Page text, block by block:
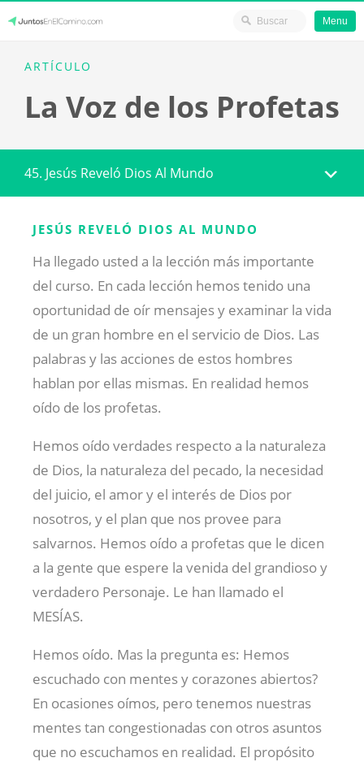
content
JuntosEnElCamino.com
Menu
ARTÍCULO
La Voz de los Profetas
45. Jesús Reveló Dios Al Mundo
JESÚS REVELÓ DIOS AL MUNDO
Ha llegado usted a la lección más importante
del curso. En cada lección hemos tenido una
oportunidad de oír mensajes y examinar la vida
de un gran hombre en el servicio de Dios. Las
palabras y las acciones de estos hombres
hablan por ellas mismas. En realidad hemos
oído de los profetas.
Hemos oído verdades respecto a la naturaleza
de Dios, la naturaleza del pecado, la necesidad
del juicio, el amor y el interés de Dios por
nosotros, y el plan que nos provee para
salvarnos. Hemos oído a profetas que le dicen
a la gente que espere la venida del grandioso y
verdadero Personaje. Le han llamado el
MESÍAS.
Hemos oído. Mas la pregunta es: Hemos
escuchado con mentes y corazones abiertos?
En ocasiones oímos, pero tenemos nuestras
mentes tan congestionadas con otros asuntos
que no escuchamos en realidad. El propósito